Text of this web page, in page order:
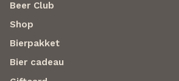
Beer Club
Shop
Bierpakket
Bier cadeau